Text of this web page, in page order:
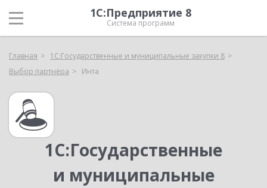
1С:Предприятие 8
Система программ
Главная
1С:Государственные и муниципальные закупки 8
Выбор партнёра
Инта
1С:Государственные
и муниципальные